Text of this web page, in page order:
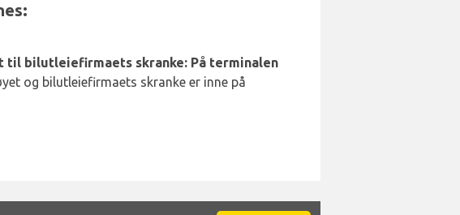
til bilutleiefirmaets skranke: På terminalen
og bilutleiefirmaets skranke er inne på